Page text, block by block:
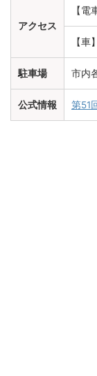
アクセス
【
【
駐車場 市内
公式情報 第51